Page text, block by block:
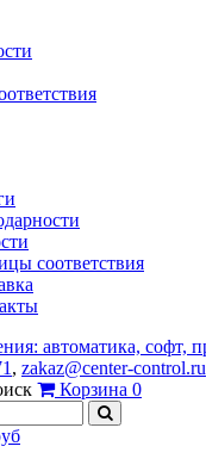
соответствия
, zakaz@center-control.ru
Корзина 0